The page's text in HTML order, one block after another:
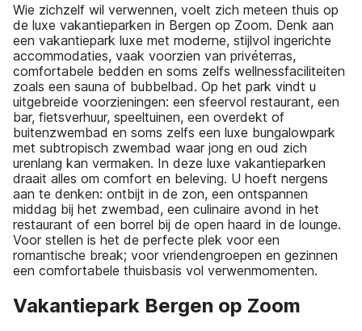
Wie zichzelf wil verwennen, voelt zich meteen thuis op
de luxe vakantieparken in Bergen op Zoom. Denk aan
een vakantiepark luxe met moderne, stijlvol ingerichte
accommodaties, vaak voorzien van privéterras,
comfortabele bedden en soms zelfs wellnessfaciliteiten
zoals een sauna of bubbelbad. Op het park vindt u
uitgebreide voorzieningen: een sfeervol restaurant, een
bar, fietsverhuur, speeltuinen, een overdekt of
buitenzwembad en soms zelfs een luxe bungalowpark
met subtropisch zwembad waar jong en oud zich
urenlang kan vermaken. In deze luxe vakantieparken
draait alles om comfort en beleving. U hoeft nergens
aan te denken: ontbijt in de zon, een ontspannen
middag bij het zwembad, een culinaire avond in het
restaurant of een borrel bij de open haard in de lounge.
Voor stellen is het de perfecte plek voor een
romantische break; voor vriendengroepen en gezinnen
een comfortabele thuisbasis vol verwenmomenten.
Vakantiepark Bergen op Zoom